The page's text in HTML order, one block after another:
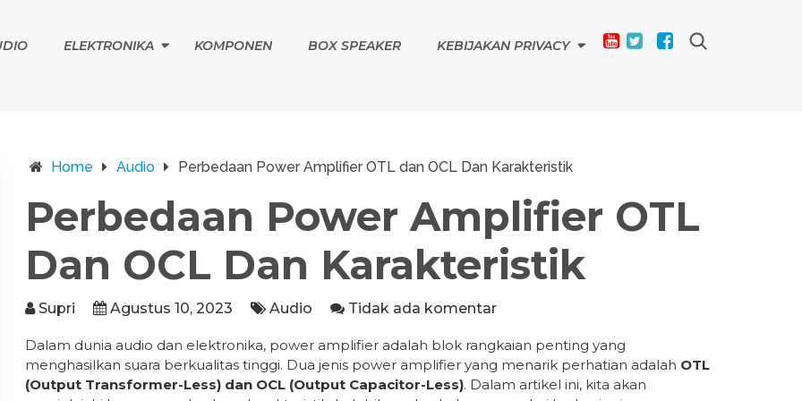
ELEKTRONIKA KOMPONEN BOX SPEAKER KEBIJAKAN PRIVACY
Home Audio Perbedaan Power Amplifier OTL dan OCL Dan Karakteristik
Perbedaan Power Amplifier OTL
Dan OCL Dan Karakteristik
Supri Agustus 10, 2023 Audio Tidak ada komentar
Dalam dunia audio dan elektronika, power amplifier adalah blok rangkaian penting yang
menghasilkan suara berkualitas tinggi. Dua jenis power amplifier yang menarik perhatian adalah OTL
(Output Transformer-Less) dan OCL (Output Capacitor-Less). Dalam artikel ini, kita akan